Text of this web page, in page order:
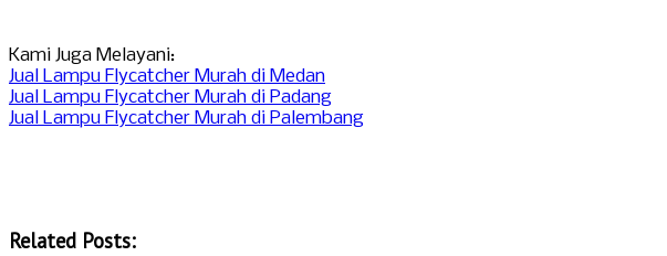
Kami Juga Melayani:
Jual Lampu Flycatcher Murah di Medan
Jual Lampu Flycatcher Murah di Padang
Jual Lampu Flycatcher Murah di Palembang
Related Posts: